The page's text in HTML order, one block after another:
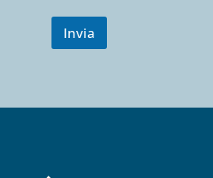
Invia